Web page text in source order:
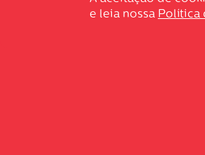
e leia nossa Política